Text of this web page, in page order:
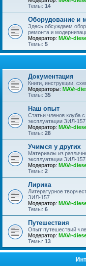
Темы: 14
Оборудование и
Здесь обсуждаем
ремонта и
Модератор: MAVr-
Темы: 5
Документация
Книги, инструкции,
Модераторы: MAVr-
Темы: 35
Наш опыт
Статьи членов клуба
эксплуатации ЗИЛ-157
Модератор: MAVr-
Темы: 28
Учимся у других
Материалы из
эксплуатации ЗИЛ-157
Модератор: MAVr-
Темы: 2
Лирика
Литературное
ЗИЛ-157
Модератор: MAVr-
Темы: 6
Путешествия
Опыт путешествий
Модератор: MAVr-
Темы: 13